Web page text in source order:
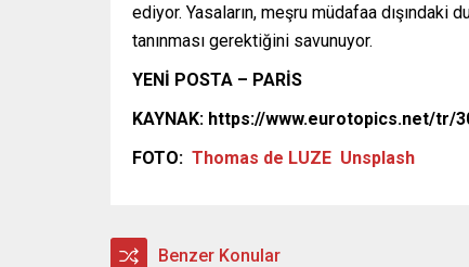
ediyor. Yasaların, meşru müdafaa
tanınması gerektiğini savunuyor.
YENİ POSTA – PARİS
KAYNAK: https://www.eurotopics.net/
FOTO: Thomas de LUZE Unsplash
Benzer Konular